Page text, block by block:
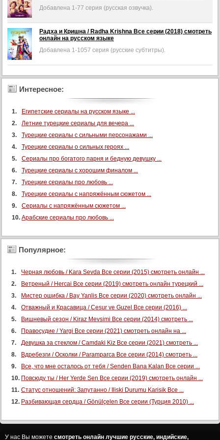
557
(русская
озвучка).
77
озвучка).
Добавлена 1-77 серия (русская озвучка).
Радха и Кришна / Radha Krishna Все серии (2018) смотреть
онлайн на русском языке
Добавлена
1-
1057
(русские
Добавлена 1-1057 серия (русские субтитры).
Интересное:
Египетские сериалы на русском языке ...
Летние турецкие сериалы для вечера ...
Турецкие сериалы с сильными персонажами ...
Турецкие сериалы о сильных героях ...
Сериалы про богатого парня и бедную девушку ...
Турецкие сериалы с хорошим финалом ...
Турецкие сериалы про любовь ...
Турецкие сериалы с напряжённым сюжетом ...
Сериалы с напряжённым сюжетом ...
Арабские сериалы про любовь ...
Популярное:
Черная любовь / Kara Sevda Все серии (2015) смотреть онлайн ...
Ветреный / Hercai Все серии (2019) смотреть онлайн турецкий ...
Мистер ошибка / Bay Yanlis Все серии (2020) смотреть онлайн ...
Отважный и Красавица / Cesur ve Guzel Все серии (2016) ...
Вишневый сезон / Kiraz Mevsimi Все серии (2014) смотреть ...
Правосудие / Yargi Все серии (2021) смотреть онлайн на ...
Девушка за стеклом / Camdaki Kiz Все серии (2021) смотреть ...
Вдребезги / Осколки / Paramparca Все серии (2014) смотреть ...
Все, что мне осталось от тебя / Senden Bana Kalan Все серии ...
Повсюду ты / Her Yerde Sen Все серии (2019) смотреть онлайн ...
Статус отношений: Запутанно / Iliski Durumu Karisik Все ...
Разбивающая сердца / Gönülçelen Все серии (Турция 2010) ...
У нас Вы можете смотреть онлайн лучшие русские, индийские,